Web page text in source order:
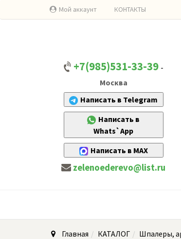
Мой аккаунт КОНТАКТЫ
+7(985)531-33-39 -
Москва
Написать в Telegram
Написать в
Whats`App
Написать в MAX
zelenoederevo@list.ru
Главная КАТАЛОГ Шпалеры,